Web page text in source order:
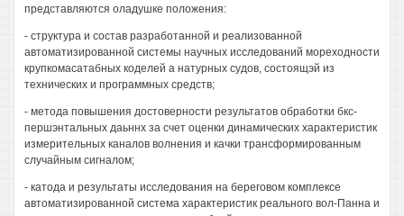
представляются оладушке положения:
- структура и состав разработанной и реализованной
автоматизированной системы научных исследований мореходности
крупкомасатабных коделей а натурных судов, состоящэй из
технических и программных средств;
- метода повышения достоверности результатов обработки бкс-
першэнтальных даьннх за счет оценки динамических характеристик
измерительных каналов волнения и качки трансформированным
случайным сигналом;
- катода и результаты исследования на береговом комплексе
автоматизированной система характеристик реального вол-Панна и